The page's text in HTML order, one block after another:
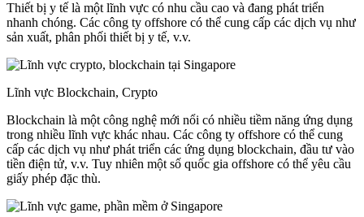
Thiết bị y tế là một lĩnh vực có nhu cầu cao và đang phát triển
nhanh chóng. Các công ty offshore có thể cung cấp các dịch vụ như
sản xuất, phân phối thiết bị y tế, v.v.
Lĩnh vực Blockchain, Crypto
Blockchain là một công nghệ mới nổi có nhiều tiềm năng ứng dụng
trong nhiều lĩnh vực khác nhau. Các công ty offshore có thể cung
cấp các dịch vụ như phát triển các ứng dụng blockchain, đầu tư vào
tiền điện tử, v.v. Tuy nhiên một số quốc gia offshore có thể yêu cầu
giấy phép đặc thù.